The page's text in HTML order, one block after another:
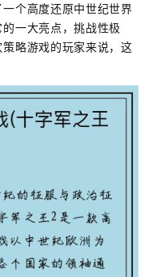
个高度还原中世纪世界
一大亮点，挑战性极
略游戏的玩家来说，这